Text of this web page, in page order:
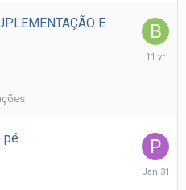
E
October
pé
January